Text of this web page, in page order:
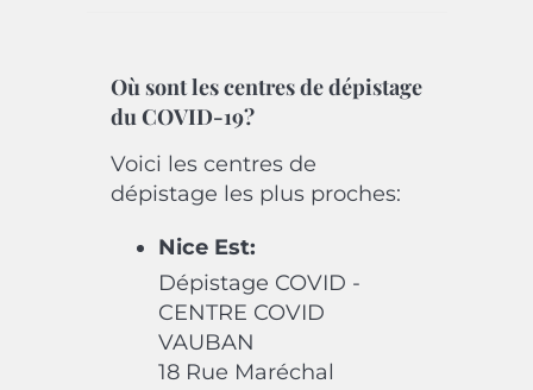
Où sont les centres de dépistage
du COVID-19?
Voici les centres de
dépistage les plus proches:
Nice Est:
Dépistage COVID -
CENTRE COVID
VAUBAN
18 Rue Maréchal